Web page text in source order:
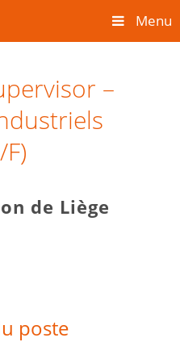
Menu
–
de Liège
poste